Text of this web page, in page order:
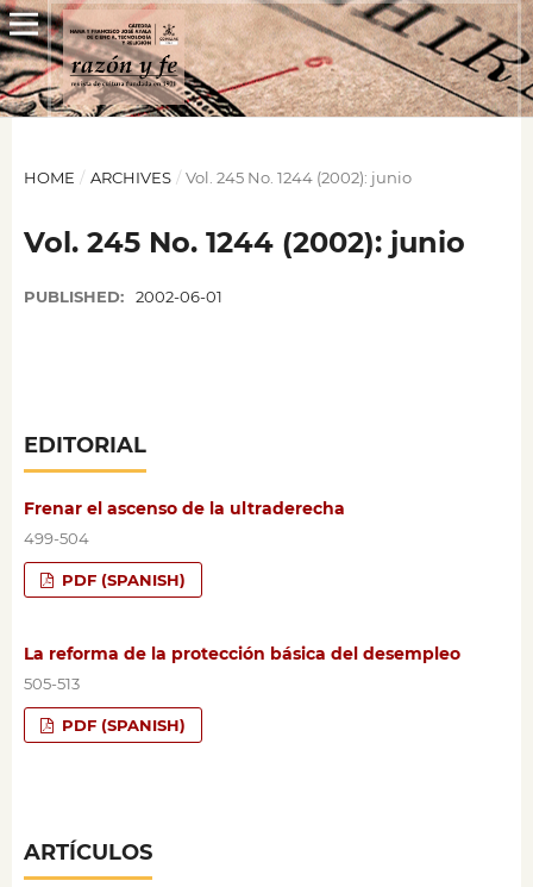
HOME / ARCHIVES / Vol. 245 No. 1244 (2002): junio
Vol. 245 No. 1244 (2002): junio
PUBLISHED: 2002-06-01
EDITORIAL
Frenar el ascenso de la ultraderecha
499-504
PDF (SPANISH)
La reforma de la protección básica del desempleo
505-513
PDF (SPANISH)
ARTÍCULOS